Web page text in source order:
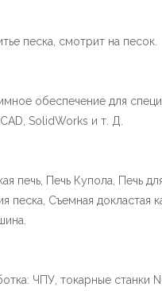
песка, смотрит на песок.
обеспечение для
SolidWorks и т. Д.
печь, Печь Купола, Печь
песка, Съемная докластая
ЧПУ, токарные станки